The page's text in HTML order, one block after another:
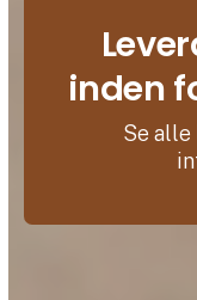
inden
Se